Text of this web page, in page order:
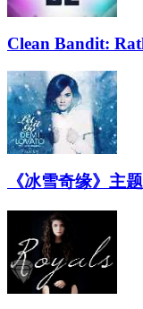
Clean Bandit:
《冰雪奇缘》主